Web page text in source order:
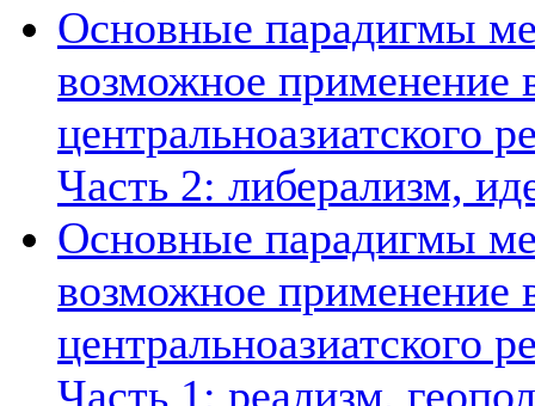
Основные парадигмы
возможное применение
центральноазиатского
Часть 2: либерализм,
Основные парадигмы
возможное применение
центральноазиатского
Часть 1: реализм,